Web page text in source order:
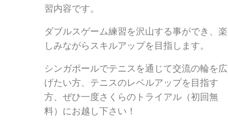
習内容です。
ダブルスゲーム練習を沢山する事ができ、 楽
しみながらスキルアップを目指します。
シンガポールでテニスを通じて交流の輪を広
げたい方、テニスのレベルアップを目指す
方、ぜひ一度さくらのトライアル（初回無
料）にお越し下さい！